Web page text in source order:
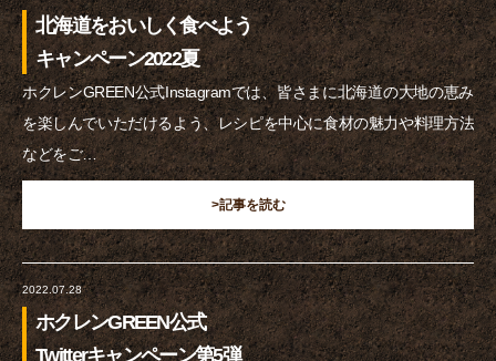
北海道をおいしく食べよう
キャンペーン2022夏
ホクレンGREEN公式Instagramでは、皆さまに北海道の大地の恵み
を楽しんでいただけるよう、レシピを中心に食材の魅力や料理方法
などをご…
>記事を読む
2022.07.28
ホクレンGREEN公式
Twitterキャンペーン第5弾